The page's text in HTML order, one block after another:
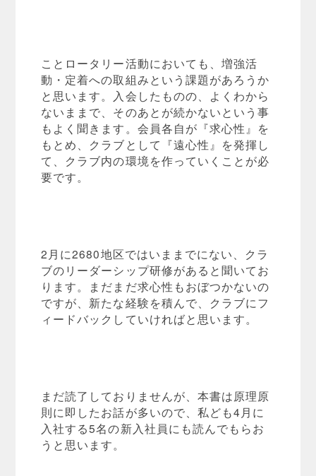
ことロータリー活動においても、増強活
動・定着への取組みという課題があろうか
と思います。入会したものの、よくわから
ないままで、そのあとが続かないという事
もよく聞きます。会員各自が『求心性』を
もとめ、クラブとして『遠心性』を発揮し
て、クラブ内の環境を作っていくことが必
要です。
2月に2680地区ではいままでにない、クラ
ブのリーダーシップ研修があると聞いてお
ります。まだまだ求心性もおぼつかないの
ですが、新たな経験を積んで、クラブにフ
ィードバックしていければと思います。
まだ読了しておりませんが、本書は原理原
則に即したお話が多いので、私ども4月に
入社する5名の新入社員にも読んでもらお
うと思います。